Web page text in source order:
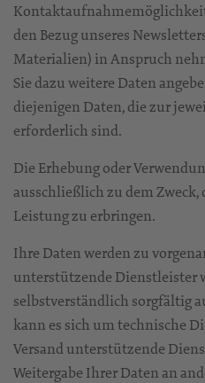
den Bezug unseres
Materialien) in Anspruch
Sie dazu weitere Daten
diejenigen Daten, die zur
erforderlich sind.
Die Erhebung oder
ausschließlich zu dem
Leistung zu erbringen.
Ihre Daten werden zu
unterstützende Dienstleister
selbstverständlich sorgfältig
kann es sich um technische
Versand unterstützende
Weitergabe Ihrer Daten an